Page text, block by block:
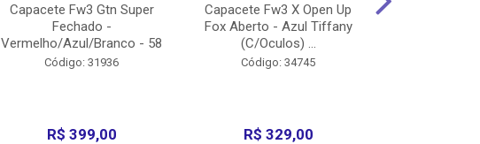
Capacete Fw3 Gtn Super
Fechado -
Vermelho/Azul/Branco - 58
Código: 31936
R$ 399,00
Capacete Fw3 X Open Up
Fox Aberto - Azul Tiffany
(C/Oculos) ...
Código: 34745
R$ 329,00